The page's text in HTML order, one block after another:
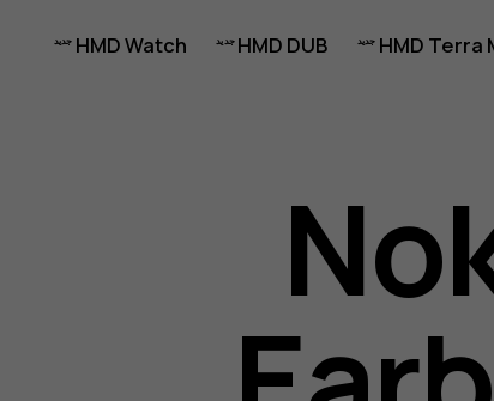
HMD Terra
HMD DUB
HMD Watch